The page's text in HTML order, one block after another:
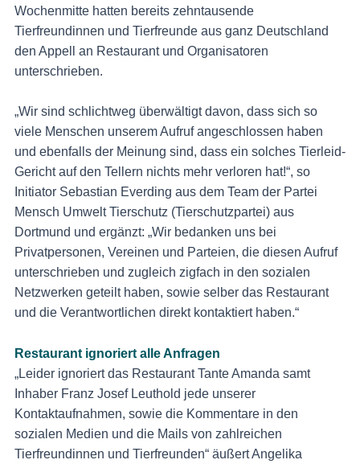
Wochenmitte hatten bereits zehntausende
Tierfreundinnen und Tierfreunde aus ganz Deutschland
den Appell an Restaurant und Organisatoren
unterschrieben.
„Wir sind schlichtweg überwältigt davon, dass sich so
viele Menschen unserem Aufruf angeschlossen haben
und ebenfalls der Meinung sind, dass ein solches Tierleid-
Gericht auf den Tellern nichts mehr verloren hat!“, so
Initiator Sebastian Everding aus dem Team der Partei
Mensch Umwelt Tierschutz (Tierschutzpartei) aus
Dortmund und ergänzt: „Wir bedanken uns bei
Privatpersonen, Vereinen und Parteien, die diesen Aufruf
unterschrieben und zugleich zigfach in den sozialen
Netzwerken geteilt haben, sowie selber das Restaurant
und die Verantwortlichen direkt kontaktiert haben.“
Restaurant ignoriert alle Anfragen
„Leider ignoriert das Restaurant Tante Amanda samt
Inhaber Franz Josef Leuthold jede unserer
Kontaktaufnahmen, sowie die Kommentare in den
sozialen Medien und die Mails von zahlreichen
Tierfreundinnen und Tierfreunden“ äußert Angelika